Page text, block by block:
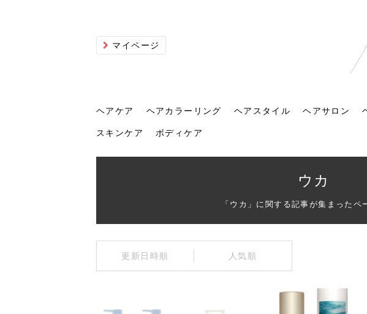
マイページ
ヘアケア
トリートメントの付け方
仕上がりが変わる｜効か
大きく変わります。今回は、毛先
ヘアカラーリング
髪のくすみが気になる人
へ！2026春トレンドの明
すみカラーです。ただし、髪がす
ヘアスタイル
2026年のショートウルフ
新トレンドとは？ナチュ
ルでエアリーな仕上がりが今っぽ
ヘアサロン
美容室に行くのが恥ずか
い？髪質の変化に気づい
ろそろ髪型を変えて気分転換した
ヘッドスパの落とし穴！
らないと損する真実
血行を促進し、リラックス効果や
髪を育てるには？毎日の
い方と生活習慣を見直す
ムを増やす前に、洗い方や乾かし
発酵エキスシャンプーっ
何がいいの？無印良品な
ンプーにも広がっています。無印
ミニマリストのメイク術
少ないアイテムで「自分
に、実際に使っているのはいつも
針で小顔を目指す！美容
の効果と後悔しない選び
いうお悩みを抱えている方はいな
化粧ノリが変わる「顔脱
毛」。4つのメリットと
で抜くなど、日々の自己処理を手
2026年運気アップネイル
イドを公開！幸運を呼ぶ
気がすると悩んでいないでしょう
スキンケア
と種類の見分け方＆自宅
ボディケア
果。オールハンドエステ
ウカ
「ウカ」に関する記事が集まったペ
更新日時順 人気順